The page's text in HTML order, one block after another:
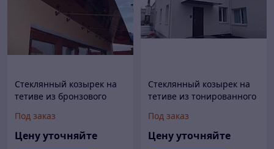
Стеклянный козырек на
тетиве из бронзового
мм.
Под заказ
Цену уточняйте
Стеклянный козырек на
тетиве из тонированного
мм.
Под заказ
Цену уточняйте